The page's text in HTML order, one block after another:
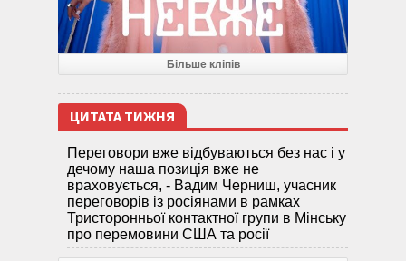
Більше кліпів
ЦИТАТА ТИЖНЯ
Переговори вже відбуваються без нас і у
дечому наша позиція вже не
враховується, - Вадим Черниш, учасник
переговорів із росіянами в рамках
Тристоронньої контактної групи в Мінську
про перемовини США та росії